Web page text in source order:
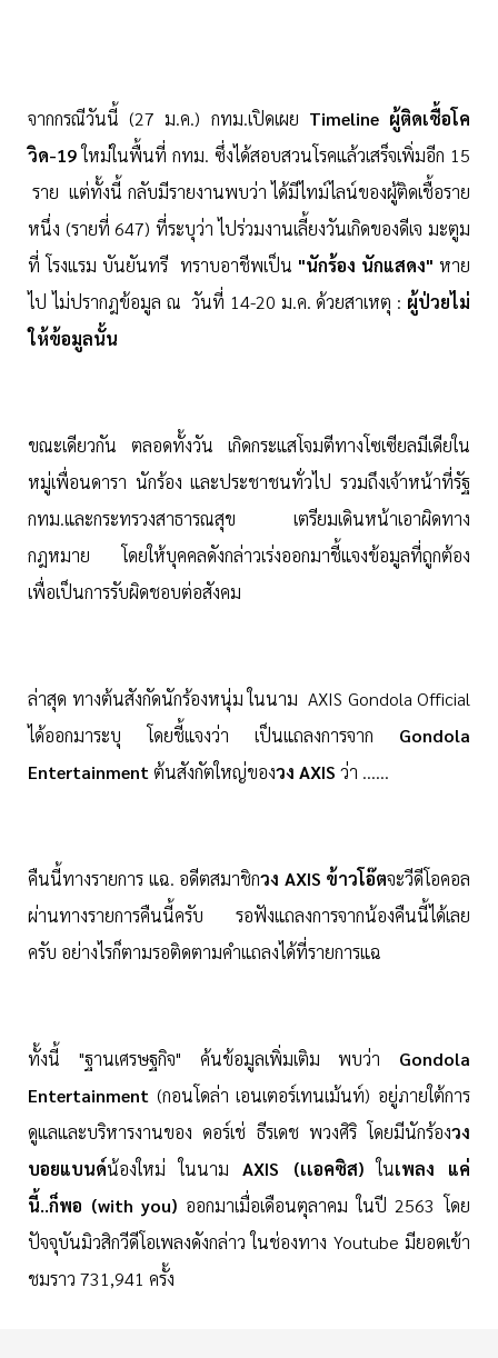
จากกรณีวันนี้ (27 ม.ค.) กทม.เปิดเผย Timeline ผู้ติดเชื้อโค
วิด-19ใหม่ในพื้นที่ กทม. ซึ่งได้สอบสวนโรคแล้วเสร็จเพิ่มอีก 15
ราย แต่ทั้งนี้ กลับมีรายงานพบว่า ได้มีไทม์ไลน์ของผู้ติดเชื้อราย
หนึ่ง (รายที่ 647) ที่ระบุว่า ไปร่วมงานเลี้ยงวันเกิดของดีเจ มะตูม
ที่ โรงแรม บันยันทรี ทราบอาชีพเป็น "นักร้อง นักแสดง" หาย
ไป ไม่ปรากฎข้อมูล ณ วันที่ 14-20 ม.ค. ด้วยสาเหตุ : ผู้ป่วยไม่
ให้ข้อมูลนั้น
ขณะเดียวกัน ตลอดทั้งวัน เกิดกระแสโจมตีทางโซเซียลมีเดียใน
หมู่เพื่อนดารา นักร้อง และประชาชนทั่วไป รวมถึงเจ้าหน้าที่รัฐ
กทม.และกระทรวงสาธารณสุข เตรียมเดินหน้าเอาผิดทาง
กฎหมาย โดยให้บุคคลดังกล่าวเร่งออกมาชี้แจงข้อมูลที่ถูกต้อง
เพื่อเป็นการรับผิดชอบต่อสังคม
ล่าสุด ทางต้นสังกัดนักร้องหนุ่ม ในนาม AXIS Gondola Official
ได้ออกมาระบุ โดยชี้แจงว่า เป็นแถลงการจาก Gondola
Entertainment ต้นสังกัตใหญ่ของวง AXIS ว่า ......
คืนนี้ทางรายการ แฉ. อดีตสมาชิกวง AXIS ข้าวโอ๊ตจะวีดีโอคอล
ผ่านทางรายการคืนนี้ครับ รอฟังแถลงการจากน้องคืนนี้ได้เลย
ครับ อย่างไรก็ตามรอติดตามคำแถลงได้ที่รายการแฉ
ทั้งนี้ "ฐานเศรษฐกิจ" ค้นข้อมูลเพิ่มเติม พบว่า Gondola
Entertainment (กอนโดล่า เอนเตอร์เทนเม้นท์) อยู่ภายใต้การ
ดูแลและบริหารงานของ ดอร์เช่ ธีรเดช พวงศิริ โดยมีนักร้องวง
บอยแบนด์น้องใหม่ ในนามAXIS (เเอคซิส)ในเพลง แค่
นี้..ก็พอ (with you) ออกมาเมื่อเดือนตุลาคม ในปี 2563 โดย
ปัจจุบันมิวสิกวีดีโอเพลงดังกล่าว ในช่องทาง Youtube มียอดเข้า
ชมราว 731,941 ครั้ง